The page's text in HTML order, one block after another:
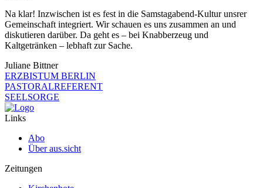
Na klar! Inzwischen ist es fest in die Samstagabend-Kultur unsrer
Gemeinschaft integriert. Wir schauen es uns zusammen an und
diskutieren darüber. Da geht es – bei Knabberzeug und
Kaltgetränken – lebhaft zur Sache.
Juliane Bittner
ERZBISTUM BERLIN
PASTORALREFERENT
SEELSORGE
Links
Abo
Über aus.sicht
Zeitungen